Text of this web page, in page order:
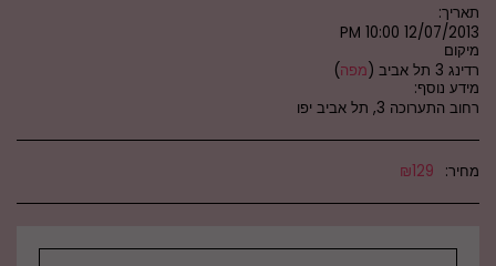
תאריך:
12/07/2013 10:00 PM
מיקום
רדינג 3 תל אביב (
מפה)
מידע נוסף:
רחוב התערוכה 3, תל אביב יפו
מחיר: ₪129